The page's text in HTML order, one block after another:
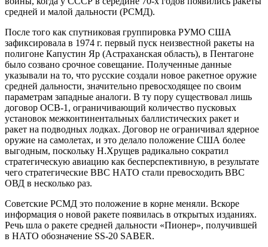
средней и малой дальности (РСМД).
После того как спутниковая группировка РУМО США
зафиксировала в 1974 г. первый пуск неизвестной ракеты на
полигоне Капустин Яр (Астраханская область), в Пентагоне
было созвано срочное совещание. Полученные данные
указывали на то, что русские создали новое ракетное оружие
средней дальности, значительно превосходящее по своим
параметрам западные аналоги. В ту пору существовал лишь
договор ОСВ-1, ограничивающий количество пусковых
установок межконтинентальных баллистических ракет и
ракет на подводных лодках. Договор не ограничивал ядерное
оружие на самолетах, и это делало положение США более
выгодным, поскольку Н.Хрущев радикально сократил
стратегическую авиацию как бесперспективную, в результате
чего стратегические ВВС НАТО стали превосходить ВВС
ОВД в несколько раз.
Советские РСМД это положение в корне меняли. Вскоре
информация о новой ракете появилась в открытых изданиях.
Речь шла о ракете средней дальности «Пионер», получившей
в НАТО обозначение SS-20 SABER.